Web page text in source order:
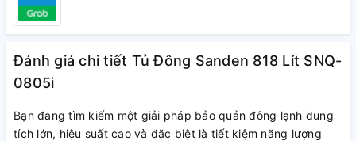
Đánh giá chi tiết Tủ Đông Sanden 818 Lít SNQ-
0805i
Bạn đang tìm kiếm một giải pháp bảo quản đông lạnh dung
tích lớn, hiệu suất cao và đặc biệt là tiết kiệm năng lượng